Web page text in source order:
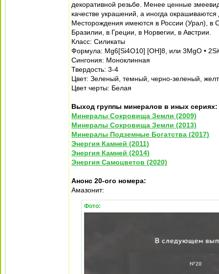
декоративной резьбе. Менее ценные
качестве украшений, а иногда
Месторождения имеются в России (Урал), в
Бразилии, в Греции, в Норвегии, в Австрии.
Класс: Силикаты
Формула: Mg6[Si4O10] [OH]8, или 3MgO •
Сингония: Моноклинная
Твердость: 3-4
Цвет: Зеленый, темный, черно-зеленый,
Цвет черты: Белая
Выход группы минералов в иных сериях:
Минералы Сокровища Земли (2009)
Минералы Сокровища Земли (2013)
Минералы Подземные Богатства (2017)
Энергия Камней (2011)
Энергия Камней (2014)
Энергия Самоцветов (2020)
Анонс 20-ого номера:
Амазонит:
Фото: